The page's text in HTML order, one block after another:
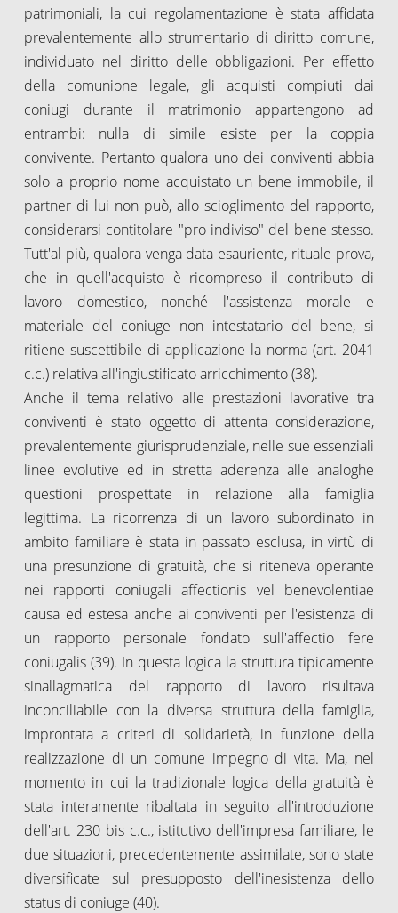
patrimoniali, la cui regolamentazione è stata affidata
prevalentemente allo strumentario di diritto comune,
individuato nel diritto delle obbligazioni. Per effetto
della comunione legale, gli acquisti compiuti dai
coniugi durante il matrimonio appartengono ad
entrambi: nulla di simile esiste per la coppia
convivente. Pertanto qualora uno dei conviventi abbia
solo a proprio nome acquistato un bene immobile, il
partner di lui non può, allo scioglimento del rapporto,
considerarsi contitolare "pro indiviso" del bene stesso.
Tutt'al più, qualora venga data esauriente, rituale prova,
che in quell'acquisto è ricompreso il contributo di
lavoro domestico, nonché l'assistenza morale e
materiale del coniuge non intestatario del bene, si
ritiene suscettibile di applicazione la norma (art. 2041
c.c.) relativa all'ingiustificato arricchimento (38).
Anche il tema relativo alle prestazioni lavorative tra
conviventi è stato oggetto di attenta considerazione,
prevalentemente giurisprudenziale, nelle sue essenziali
linee evolutive ed in stretta aderenza alle analoghe
questioni prospettate in relazione alla famiglia
legittima. La ricorrenza di un lavoro subordinato in
ambito familiare è stata in passato esclusa, in virtù di
una presunzione di gratuità, che si riteneva operante
nei rapporti coniugali affectionis vel benevolentiae
causa ed estesa anche ai conviventi per l'esistenza di
un rapporto personale fondato sull'affectio fere
coniugalis (39). In questa logica la struttura tipicamente
sinallagmatica del rapporto di lavoro risultava
inconciliabile con la diversa struttura della famiglia,
improntata a criteri di solidarietà, in funzione della
realizzazione di un comune impegno di vita. Ma, nel
momento in cui la tradizionale logica della gratuità è
stata interamente ribaltata in seguito all'introduzione
dell'art. 230 bis c.c., istitutivo dell'impresa familiare, le
due situazioni, precedentemente assimilate, sono state
diversificate sul presupposto dell'inesistenza dello
status di coniuge (40).